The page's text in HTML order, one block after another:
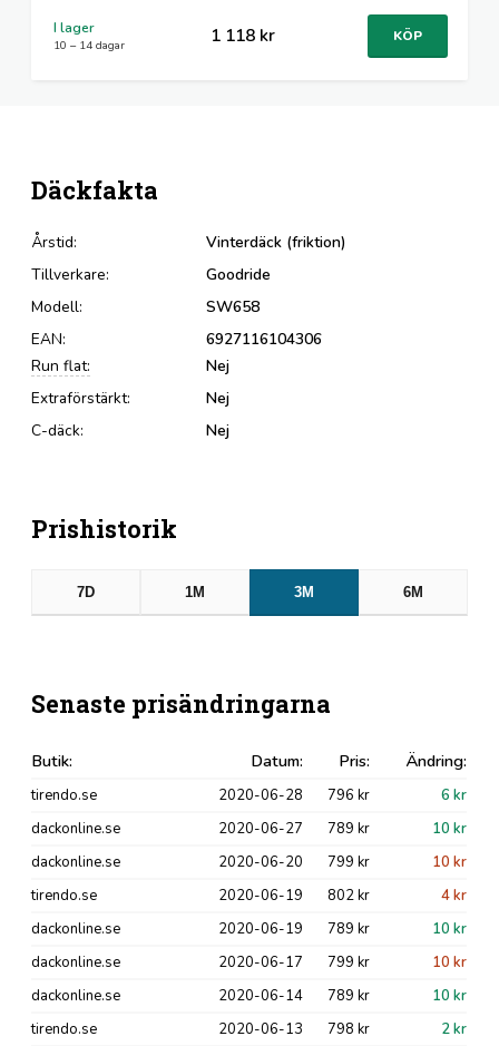
I lager
10 – 14 dagar 1 118 kr KÖP
Däckfakta
Årstid:
Vinterdäck (friktion)
Tillverkare:
Goodride
Modell:
SW658
EAN:
6927116104306
Run flat:
Nej
Extraförstärkt:
Nej
C-däck:
Nej
Prishistorik
7D 1M 3M 6M
Senaste prisändringarna
Butik: Datum: Pris: Ändring:
tirendo.se 2020-06-28 796 kr
6 kr
dackonline.se
2020-06-27 789 kr
10 kr
dackonline.se
2020-06-20 799 kr
10 kr
tirendo.se
2020-06-19 802 kr
4 kr
dackonline.se
2020-06-19 789 kr
10 kr
dackonline.se
2020-06-17 799 kr
10 kr
dackonline.se
2020-06-14 789 kr
10 kr
tirendo.se
2020-06-13 798 kr 2 kr